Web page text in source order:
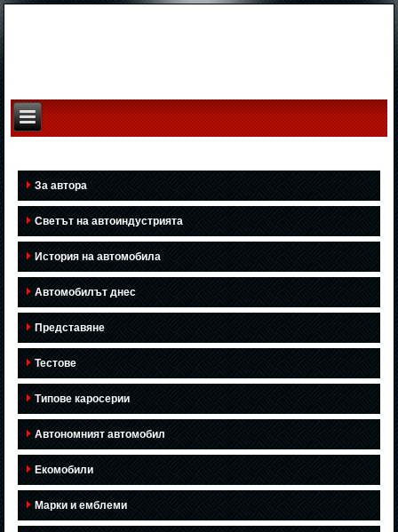
За автора
Светът на автоиндустрията
История на автомобила
Автомобилът днес
Представяне
Тестове
Типове каросерии
Автономният автомобил
Екомобили
Марки и емблеми